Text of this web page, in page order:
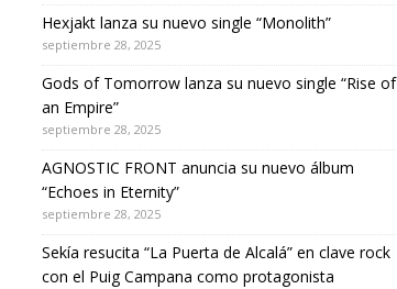
Hexjakt lanza su nuevo single “Monolith”
septiembre 28, 2025
Gods of Tomorrow lanza su nuevo single “Rise of
an Empire”
septiembre 28, 2025
AGNOSTIC FRONT anuncia su nuevo álbum
“Echoes in Eternity”
septiembre 28, 2025
Sekía resucita “La Puerta de Alcalá” en clave rock
con el Puig Campana como protagonista